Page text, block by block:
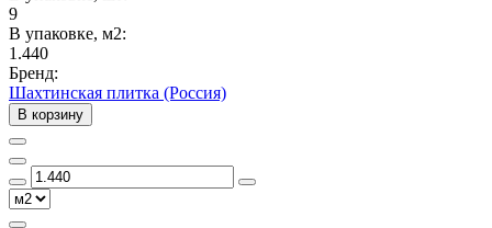
9
В упаковке, м2:
1.440
Бренд:
Шахтинская плитка (Россия)
В корзину